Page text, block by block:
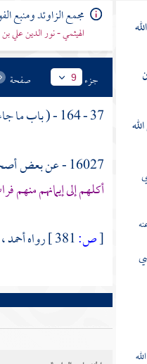
مجمع الزاوئد ومنبع
الهيثمي - نور الدين علي
جزء 9 صفحة
37 - 164 - ( باب ما جاء في
16027 - عن بعض أصحاب النبي - صلى الله عليه وسلم - :
أكلهم إلى إيمانهم منهم
[ص: رواهأحمد